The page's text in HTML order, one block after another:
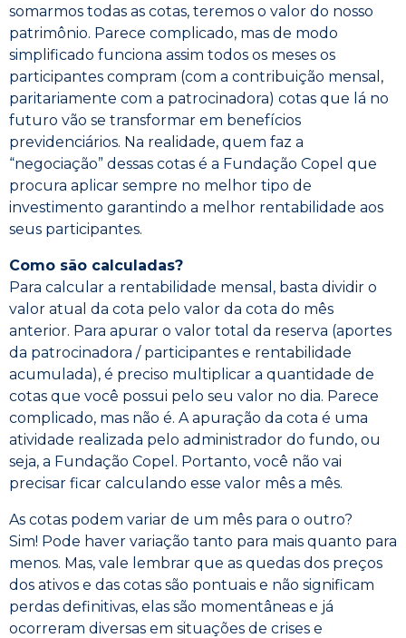
somarmos todas as cotas, teremos o valor do nosso
patrimônio. Parece complicado, mas de modo
simplificado funciona assim todos os meses os
participantes compram (com a contribuição mensal,
paritariamente com a patrocinadora) cotas que lá no
futuro vão se transformar em benefícios
previdenciários. Na realidade, quem faz a
“negociação” dessas cotas é a Fundação Copel que
procura aplicar sempre no melhor tipo de
investimento garantindo a melhor rentabilidade aos
seus participantes.
Como são calculadas?
Para calcular a rentabilidade mensal, basta dividir o
valor atual da cota pelo valor da cota do mês
anterior. Para apurar o valor total da reserva (aportes
da patrocinadora / participantes e rentabilidade
acumulada), é preciso multiplicar a quantidade de
cotas que você possui pelo seu valor no dia. Parece
complicado, mas não é. A apuração da cota é uma
atividade realizada pelo administrador do fundo, ou
seja, a Fundação Copel. Portanto, você não vai
precisar ficar calculando esse valor mês a mês.
As cotas podem variar de um mês para o outro?
Sim! Pode haver variação tanto para mais quanto para
menos. Mas, vale lembrar que as quedas dos preços
dos ativos e das cotas são pontuais e não significam
perdas definitivas, elas são momentâneas e já
ocorreram diversas em situações de crises e